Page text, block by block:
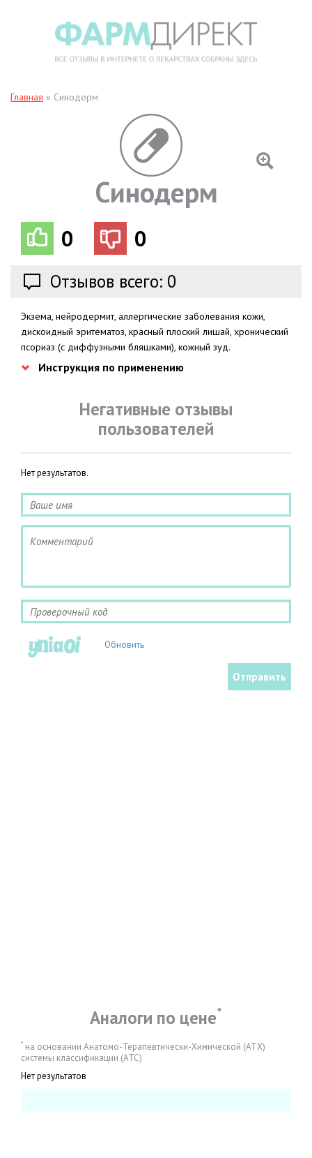
Главная » Синодерм
Синодерм
0 0
Отзывов всего: 0
Экзема, нейродермит, аллергические заболевания кожи,
дискоидный эритематоз, красный плоский лишай, хронический
псориаз (с диффузными бляшками), кожный зуд.
Инструкция по применению
Негативные отзывы
пользователей
Нет результатов.
Обновить
Аналоги по цене*
* на основании Анатомо-Терапевтически-Химической (АТХ)
системы классификации (АТС)
Нет результатов